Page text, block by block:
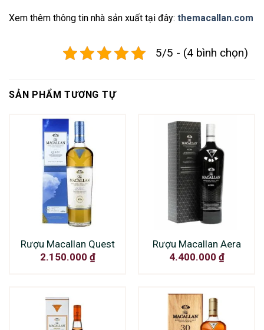
Xem thêm thông tin nhà sản xuất tại đây: themacallan.com
5/5 - (4 bình chọn)
SẢN PHẨM TƯƠNG TỰ
Rượu Macallan Quest
2.150.000 ₫
Rượu Macallan Aera
4.400.000 ₫